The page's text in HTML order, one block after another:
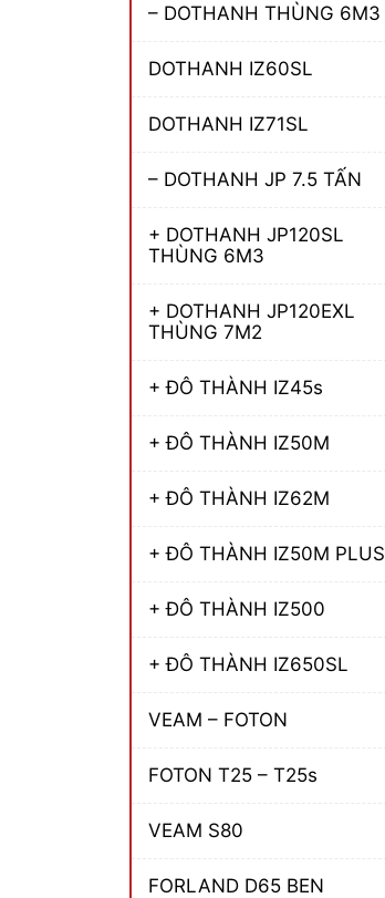
– DOTHANH THÙNG 6M3
DOTHANH IZ60SL
DOTHANH IZ71SL
– DOTHANH JP 7.5 TẤN
+ DOTHANH JP120SL
THÙNG 6M3
+ DOTHANH JP120EXL
THÙNG 7M2
+ ĐÔ THÀNH IZ45s
+ ĐÔ THÀNH IZ50M
+ ĐÔ THÀNH IZ62M
+ ĐÔ THÀNH IZ50M PLUS
+ ĐÔ THÀNH IZ500
+ ĐÔ THÀNH IZ650SL
VEAM – FOTON
FOTON T25 – T25s
VEAM S80
FORLAND D65 BEN